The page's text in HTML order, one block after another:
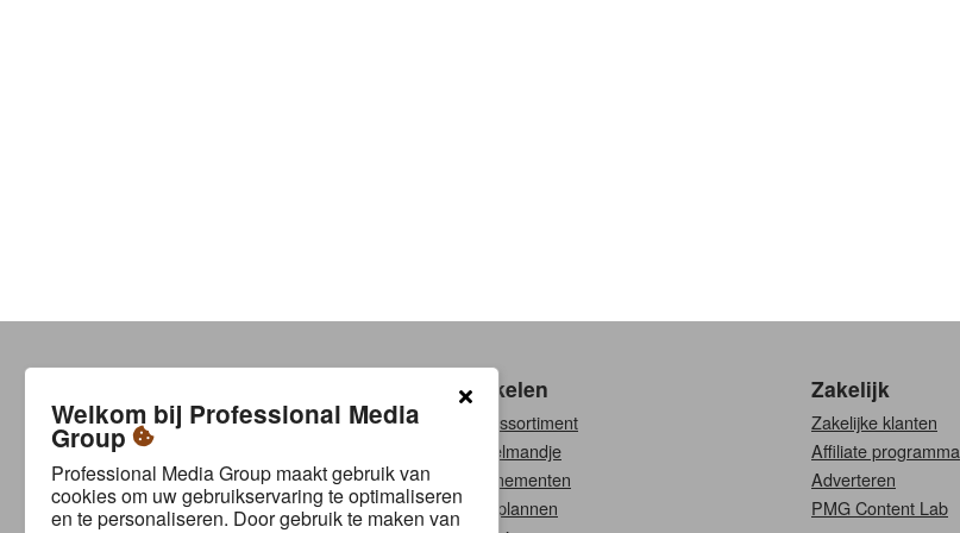
Contact
Betalingsmethoden
Verzenden & retourneren
Garantie & reparatie
Winkelen
Ons assortiment
Winkelmandje
Abonnementen
Bouwplannen
Zakelijk
Zakelijke klanten
Affiliate programma
Adverteren
PMG Content Lab
Welkom bij Professional Media
Group
Professional Media Group maakt gebruik van
cookies om uw gebruikservaring te optimaliseren
en te personaliseren. Door gebruik te maken van